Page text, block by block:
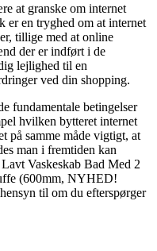
at granske om internet
en tryghed om at internet
tillige med at online
der er indført i de
lejlighed til en
ved din shopping.
fundamentale betingelser
hvilken bytteret internet
på samme måde vigtigt, at
man i fremtiden kan
Vaskeskab Bad Med 2
(600mm, NYHED!
til om du efterspørger